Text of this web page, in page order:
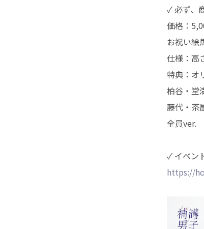
✓ 必ず、
価格：
お祝い絵
仕様：高
特典：オ
柏谷・堂
藤代・茶
全員ver.
✓ イベン
https://